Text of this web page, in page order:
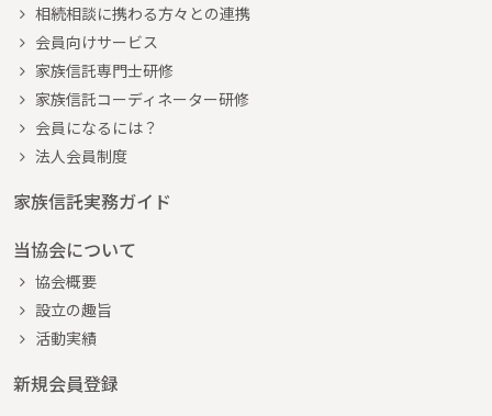
相続相談に携わる方々との連携
会員向けサービス
家族信託専門士研修
家族信託コーディネーター研修
会員になるには？
法人会員制度
家族信託実務ガイド
当協会について
協会概要
設立の趣旨
活動実績
新規会員登録